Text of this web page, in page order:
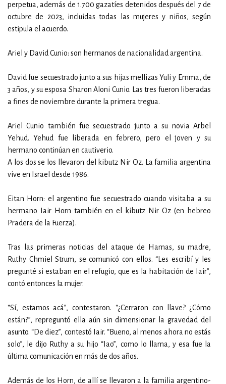
perpetua, además de 1.700 gazatíes detenidos después del 7 de
octubre de 2023, incluidas todas las mujeres y niños, según
estipula el acuerdo.
Ariel y David Cunio: son hermanos de nacionalidad argentina.
David fue secuestrado junto a sus hijas mellizas Yuli y Emma, de
3 años, y su esposa Sharon Aloni Cunio. Las tres fueron liberadas
a fines de noviembre durante la primera tregua.
Ariel Cunio también fue secuestrado junto a su novia Arbel
Yehud. Yehud fue liberada en febrero, pero el joven y su
hermano continúan en cautiverio.
A los dos se los llevaron del kibutz Nir Oz. La familia argentina
vive en Israel desde 1986.
Eitan Horn: el argentino fue secuestrado cuando visitaba a su
hermano Iair Horn también en el kibutz Nir Oz (en hebreo
Pradera de la Fuerza).
Tras las primeras noticias del ataque de Hamas, su madre,
Ruthy Chmiel Strum, se comunicó con ellos. “Les escribí y les
pregunté si estaban en el refugio, que es la habitación de Iair”,
contó entonces la mujer.
“Sí, estamos acá”, contestaron. “¿Cerraron con llave? ¿Cómo
están?”, repreguntó ella aún sin dimensionar la gravedad del
asunto. “De diez”, contestó Iair. “Bueno, al menos ahora no estás
solo”, le dijo Ruthy a su hijo “Iao”, como lo llama, y esa fue la
última comunicación en más de dos años.
Además de los Horn, de allí se llevaron a la familia argentino-